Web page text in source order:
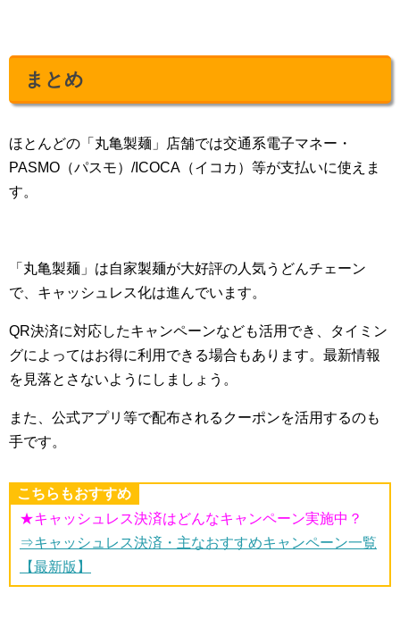
まとめ
ほとんどの「丸亀製麺」店舗では交通系電子マネー・
PASMO（パスモ）/ICOCA（イコカ）等が支払いに使えま
す。
「丸亀製麺」は自家製麺が大好評の人気うどんチェーン
で、キャッシュレス化は進んでいます。
QR決済に対応したキャンペーンなども活用でき、タイミン
グによってはお得に利用できる場合もあります。最新情報
を見落とさないようにしましょう。
また、公式アプリ等で配布されるクーポンを活用するのも
手です。
こちらもおすすめ
★キャッシュレス決済はどんなキャンペーン実施中？
⇒キャッシュレス決済・主なおすすめキャンペーン一覧
【最新版】